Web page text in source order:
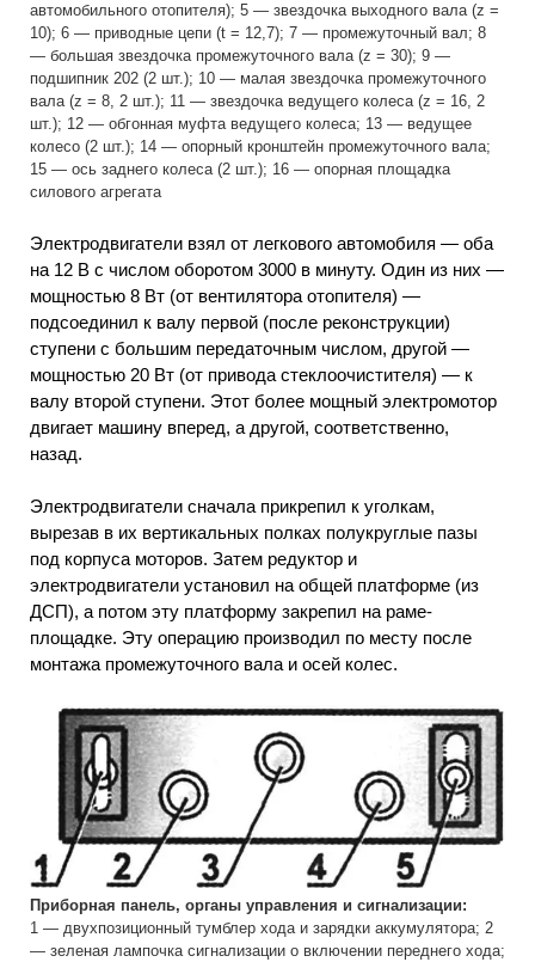
автомобильного отопителя); 5 — звездочка выходного вала (z =
10); 6 — приводные цепи (t = 12,7); 7 — промежуточный вал; 8
— большая звездочка промежуточного вала (z = 30); 9 —
подшипник 202 (2 шт.); 10 — малая звездочка промежуточного
вала (z = 8, 2 шт.); 11 — звездочка ведущего колеса (z = 16, 2
шт.); 12 — обгонная муфта ведущего колеса; 13 — ведущее
колесо (2 шт.); 14 — опорный кронштейн промежуточного вала;
15 — ось заднего колеса (2 шт.); 16 — опорная площадка
силового агрегата
Электродвигатели взял от легкового автомобиля — оба
на 12 В с числом оборотом 3000 в минуту. Один из них —
мощностью 8 Вт (от вентилятора отопителя) —
подсоединил к валу первой (после реконструкции)
ступени с большим передаточным числом, другой —
мощностью 20 Вт (от привода стеклоочистителя) — к
валу второй ступени. Этот более мощный электромотор
двигает машину вперед, а другой, соответственно,
назад.
Электродвигатели сначала прикрепил к уголкам,
вырезав в их вертикальных полках полукруглые пазы
под корпуса моторов. Затем редуктор и
электродвигатели установил на общей платформе (из
ДСП), а потом эту платформу закрепил на раме-
площадке. Эту операцию производил по месту после
монтажа промежуточного вала и осей колес.
Приборная панель, органы управления и сигнализации:
1 — двухпозиционный тумблер хода и зарядки аккумулятора; 2
— зеленая лампочка сигнализации о включении переднего хода;